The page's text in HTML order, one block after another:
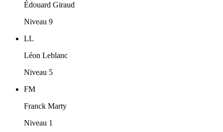
Édouard Giraud
Niveau 9
LL
Léon Leblanc
Niveau 5
FM
Franck Marty
Niveau 1